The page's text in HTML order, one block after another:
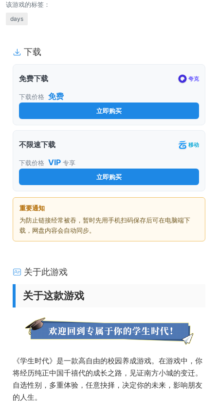
该游戏的标签：
days
下载
免费下载 夸克
下载价格 免费
立即购买
不限速下载 移动
下载价格 VIP 专享
立即购买
重要通知
为防止链接经常被吞，暂时先用手机扫码保存后可在电脑端下
载，网盘内容会自动同步。
关于此游戏
关于这款游戏
《学生时代》是一款高自由的校园养成游戏。在游戏中，你
将经历纯正中国千禧代的成长之路，见证南方小城的变迁。
自选性别，多重体验，任意抉择，决定你的未来，影响朋友
的人生。